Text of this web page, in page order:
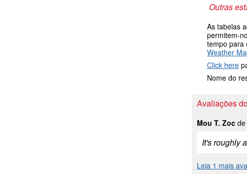
Outras
As tabelas
permitem-
tempo para
Weather
Click here
Nome do
Avaliações
Mou T. Zoc
It's roughly
Leia 1 mais